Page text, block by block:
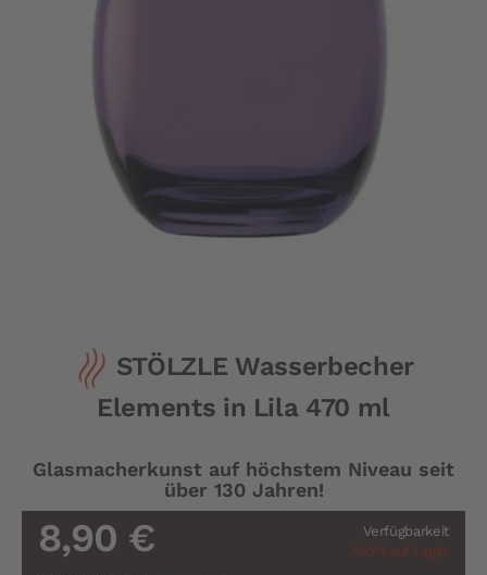
Bildergalerie
STÖLZLE Wasserbecher
Elements in Lila 470 ml
Glasmacherkunst auf höchstem Niveau seit
über 130 Jahren!
Verfügbarkeit
Nicht auf Lager
8,90 €